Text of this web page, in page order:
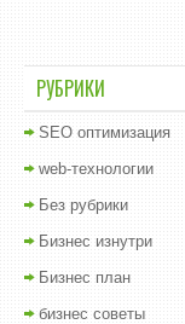
РУБРИКИ
SEO оптимизация
web-технологии
Без рубрики
Бизнес изнутри
Бизнес план
бизнес советы